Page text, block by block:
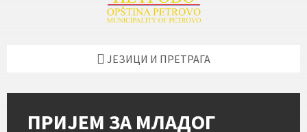
ЈЕЗИЦИ И ПРЕТРАГА
ПРИЈЕМ ЗА МЛАДОГ